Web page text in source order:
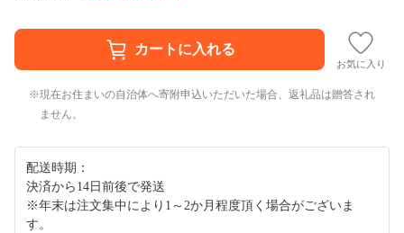
お気に入り
現在お住まいの自治体へ寄附申込いただいた場合、返礼品は贈答され
ません。
配送時期：
決済から14日前後で発送
※年末は注文集中により1～2か月程度頂く場合がございま
す。